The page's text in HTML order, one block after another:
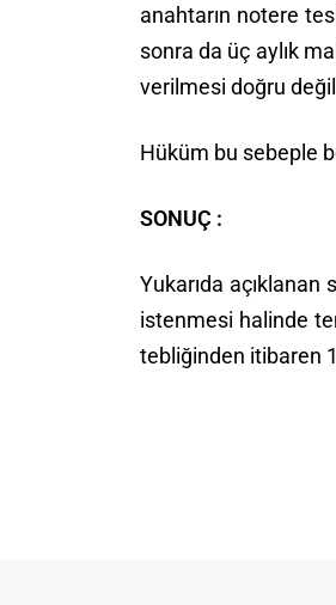
anahtarın notere
sonra da üç aylık
verilmesi doğru
Hüküm bu sebeple
SONUÇ :
Yukarıda
istenmesi halinde
tebliğinden itibaren